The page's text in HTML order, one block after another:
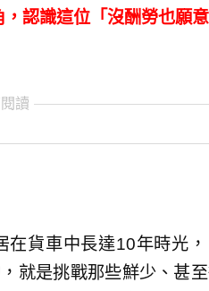
認識這位「沒酬勞也願
讀
在貨車中長達10年時光
就是挑戰那些鮮少、甚